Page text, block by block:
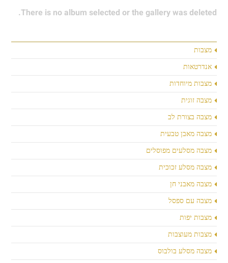
מצבות
אנדרטאות
מצבות מיוחדות
מצבה זוגית
מצבה בצורת לב
מצבה מאבן טבעית
מצבה מסלעים מפוסלים
מצבה מסלע זכוכית
מצבה מאבני חן
מצבה עם ספסל
מצבות יפות
מצבות מעוצבות
מצבה מסלע בולבוס
There is no album selected or the gallery was deleted.